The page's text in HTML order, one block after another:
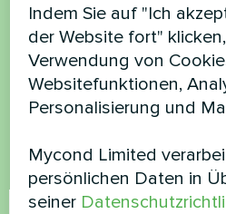
Möchten Sie
haben Sie
Kontaktieren Sie uns
Name
Indem Sie auf "Ich
der Website fort"
Verwendung von
Websitefunktionen,
Personalisierung und
Mycond Limited
persönlichen Daten in
seiner